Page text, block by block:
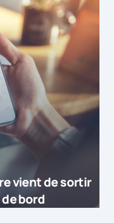
vient de sortir
bord